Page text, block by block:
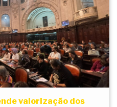
valorização dos